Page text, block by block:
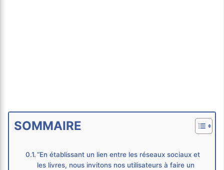
SOMMAIRE
“En établissant un lien entre les réseaux sociaux et
les livres, nous invitons nos utilisateurs à faire un